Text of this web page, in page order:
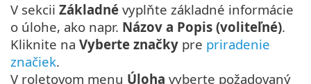
V sekcii Základné vyplňte základné informácie
o úlohe, ako napr. Názov a Popis (voliteľné).
Kliknite na Vyberte značky pre priradenie
značiek.
V roletovom menu Úloha vyberte požadovaný